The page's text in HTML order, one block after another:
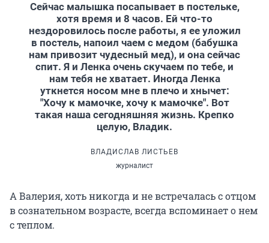
Сейчас малышка посапывает в постельке,
хотя время и 8 часов. Ей что-то
нездоровилось после работы, я ее уложил
в постель, напоил чаем с медом (бабушка
нам привозит чудесный мед), и она сейчас
спит. Я и Ленка очень скучаем по тебе, и
нам тебя не хватает. Иногда Ленка
уткнется носом мне в плечо и хнычет:
"Хочу к мамочке, хочу к мамочке". Вот
такая наша сегодняшняя жизнь. Крепко
целую, Владик.
ВЛАДИСЛАВ ЛИСТЬЕВ
журналист
А Валерия, хоть никогда и не встречалась с отцом
в сознательном возрасте, всегда вспоминает о нем
с теплом.